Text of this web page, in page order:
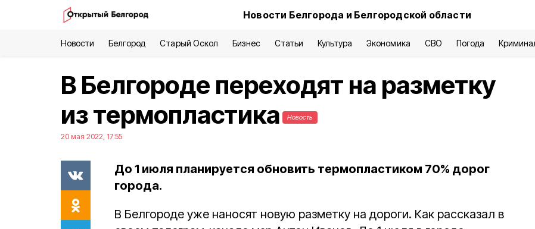
Новости Белгорода и Белгородской области
Новости Белгород Старый Оскол Бизнес Статьи Культура Экономика СВО Погода
В Белгороде переходят на разметку
из термопластика
Новость
20 мая 2022, 17:55
До 1 июля планируется обновить термопластиком 70% дорог
города.
В Белгороде уже наносят новую разметку на дороги. Как рассказал в